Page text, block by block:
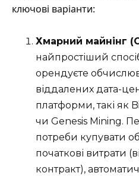
ключові варіанти:
Хмарний майнінг
найпростіший
орендуєте
віддалених дата-
платформи, такі як
чи Genesis Mining.
потреби купувати
початкові витрати
контракт),